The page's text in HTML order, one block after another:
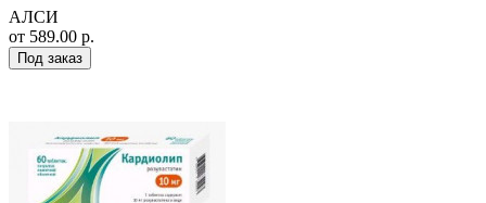
АЛСИ
от 589.00 р.
Под заказ